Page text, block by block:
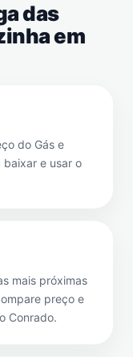
das
em
do Gás e
baixar e usar o
mais próximas
preço e
Conrado.